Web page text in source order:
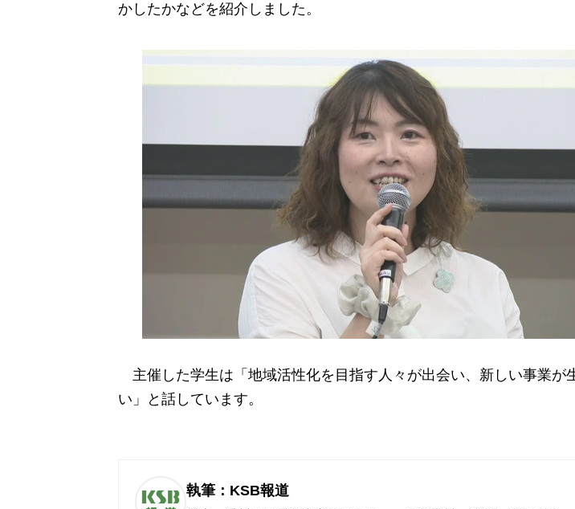
かしたかなどを紹介しました。
主催した学生は「地域活性化を目指す人々が出会い、新しい事業が
い」と話しています。
執筆：KSB報道